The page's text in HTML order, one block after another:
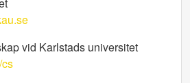
vid Karlstads universitet